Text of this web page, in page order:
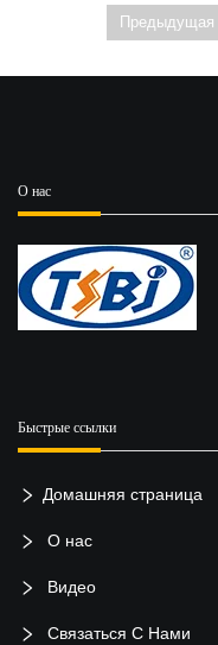
Предыдущая
О нас
Быстрые ссылки
Домашняя страница
О нас
Видео
Связаться С Нами